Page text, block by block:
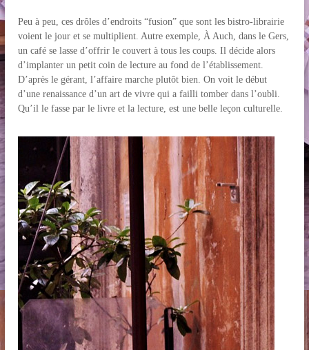
Peu à peu, ces drôles d’endroits “fusion” que sont les bistro-librairie
voient le jour et se multiplient. Autre exemple, À Auch, dans le Gers,
un café se lasse d’offrir le couvert à tous les coups. Il décide alors
d’implanter un petit coin de lecture au fond de l’établissement.
D’après le gérant, l’affaire marche plutôt bien. On voit le début
d’une renaissance d’un art de vivre qui a failli tomber dans l’oubli.
Qu’il le fasse par le livre et la lecture, est une belle leçon culturelle.